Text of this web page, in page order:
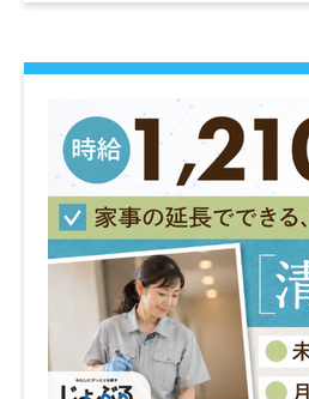
この求人情報に関す
る」または、「応募
ださい。
「じょぶる福岡」に
用あり,昇給・昇格あ
らOK,シフト自由・
勤務OK,急募,駅から
ざいます。